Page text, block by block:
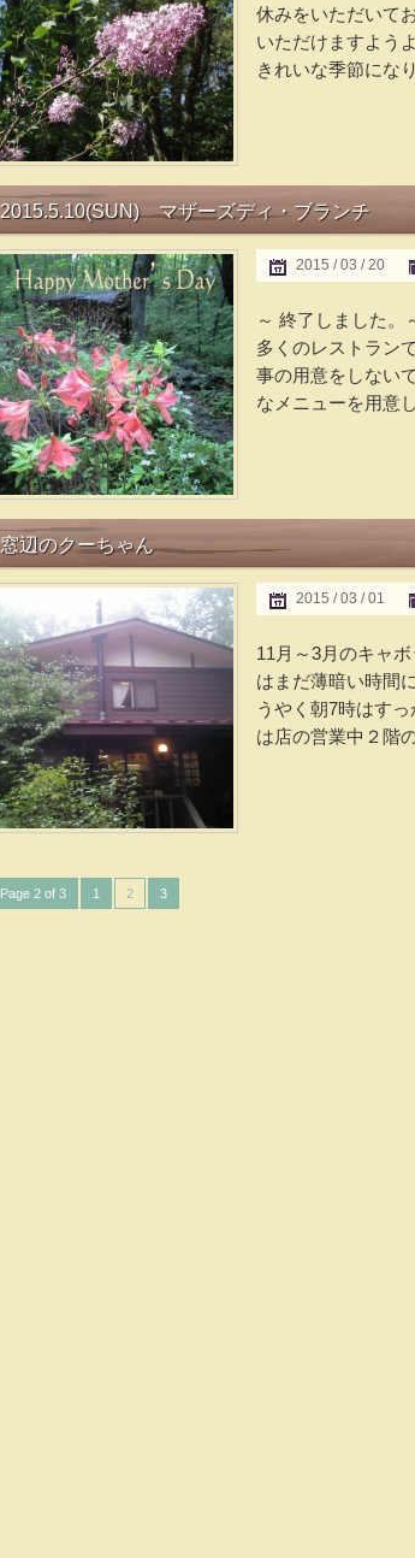
休みをいただいて
いただけますよう
きれいな季節にな
2015.5.10(SUN) マザーズディ・ブランチ
2015 / 03 / 20
～ 終了しました。
多くのレストラン
事の用意をしない
なメニューを用意
窓辺のクーちゃん
2015 / 03 / 01
11月～3月のキャ
はまだ薄暗い時間
うやく朝7時はす
は店の営業中２階
Page 2 of 3 1 2 3